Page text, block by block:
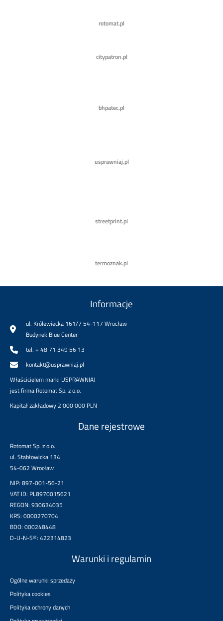
rotomat.pl
citypatron.pl
bhpatec.pl
usprawniaj.pl
streetprint.pl
termoznak.pl
Informacje
ul. Królewiecka 161/7 54-117 Wrocław
Budynek Blue Center
tel. + 48 71 349 56 13
kontakt@usprawniaj.pl
Właścicielem marki USPRAWNIAJ
jest firma Rotomat Sp. z o.o.
Kapitał zakładowy 2 000 000 PLN
Dane rejestrowe
Rotomat Sp. z o.o.
ul. Stabłowicka 134
54-062 Wrocław
NIP: 897-001-56-21
VAT ID: PL8970015621
REGON: 930634035
KRS: 0000270704
BDO: 000248448
D-U-N-S®: 422314823
Warunki i regulamin
Ogólne warunki sprzedaży
Polityka cookies
Polityka ochrony danych